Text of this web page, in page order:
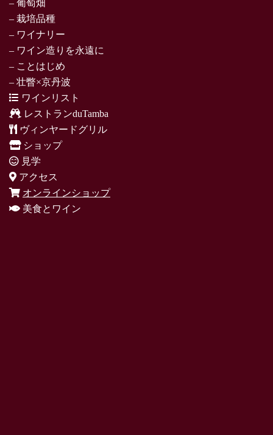
– 葡萄畑
– 栽培品種
– ワイナリー
– ワイン造りを永遠に
– ことはじめ
– 壮瞥×京丹波
ワインリスト
レストランduTamba
ヴィンヤードグリル
ショップ
見学
アクセス
オンラインショップ
美食とワイン